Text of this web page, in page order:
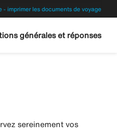
- imprimer les documents de voyage
générales et réponses
sereinement vos